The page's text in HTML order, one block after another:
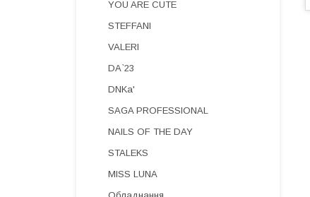
YOU ARE CUTE
STEFFANI
VALERI
DA`23
DNKa'
SAGA PROFESSIONAL
NAILS OF THE DAY
STALEKS
MISS LUNA